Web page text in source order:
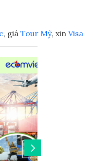
, giá Tour Mỹ, xin Visa